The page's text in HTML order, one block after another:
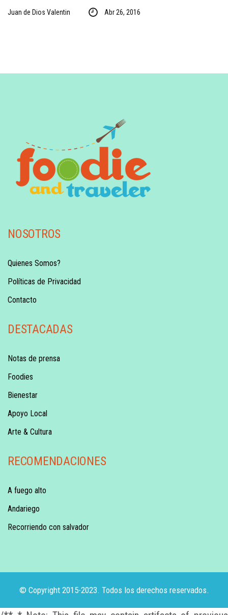
Juan de Dios Valentin Abr 26, 2016
NOSOTROS
Quienes Somos?
Políticas de Privacidad
Contacto
DESTACADAS
Notas de prensa
Foodies
Bienestar
Apoyo Local
Arte & Cultura
RECOMENDACIONES
A fuego alto
Andariego
Recorriendo con salvador
© Copyright 2015-2023. Todos los derechos reservados.